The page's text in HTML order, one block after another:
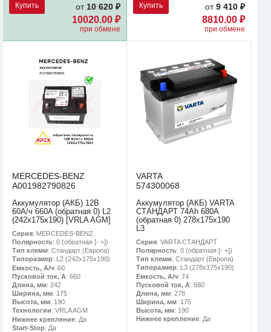
Купить от 10 620 ₽
10020.00 ₽
при обмене
Купить от9 410 ₽
8810.00 ₽
при обмене
MERCEDES-BENZ
A001982790826
Аккумулятор (АКБ) 12В
60А/ч 660A (обратная 0) L2
(242х175х190) [VRLA AGM]
Серия: MERCEDES-BENZ
Полярность: 0 (обратная [- +])
Тип клемм: Стандарт (Европа)
Типоразмер: L2 (242х175х190)
Емкость, А/ч: 60
Пусковой ток, А: 660
Длина, мм: 242
Ширина, мм: 175
Высота, мм: 190
Технологии: VRLA AGM
Нижнее крепление: Да
Start-Stop: Да
VARTA
574300068
Аккумулятор (АКБ) VARTA
СТАНДАРТ 74Ah 680A
(обратная 0) 278x175x190
L3
Серия: VARTA СТАНДАРТ
Полярность: 0 (обратная [- +])
Тип клемм: Стандарт (Европа)
Типоразмер: L3 (278х175х190)
Емкость, А/ч: 74
Пусковой ток, А: 680
Длина, мм: 278
Ширина, мм: 175
Высота, мм: 190
Нижнее крепление: Да